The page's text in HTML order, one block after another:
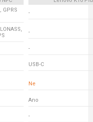
GPRS
-
-
-
USB-C
Ne
Ano
-